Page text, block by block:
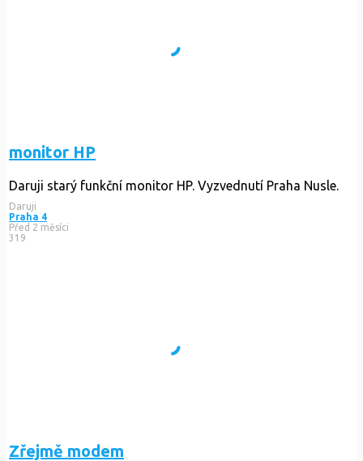
monitor HP
Daruji starý funkční monitor HP. Vyzvednutí Praha Nusle.
Daruji
Praha 4
Před 2 měsíci
319
Zřejmě modem